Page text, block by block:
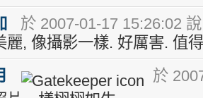
於 2007-01-17 15:26:02 說
麗, 像攝影一樣. 好厲害. 值
於